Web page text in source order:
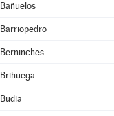
Bañuelos
Barriopedro
Berninches
Brihuega
Budia